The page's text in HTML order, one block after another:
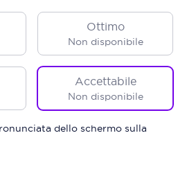
Ottimo
Non disponibile
Accettabile
Non disponibile
dello schermo sulla